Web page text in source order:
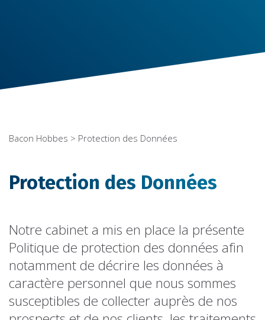
Bacon Hobbes > Protection des Données
Protection des Données
Notre cabinet a mis en place la présente
Politique de protection des données afin
notamment de décrire les données à
caractère personnel que nous sommes
susceptibles de collecter auprès de nos